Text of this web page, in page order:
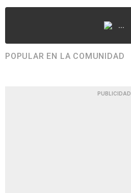
...
POPULAR EN LA COMUNIDAD
PUBLICIDAD